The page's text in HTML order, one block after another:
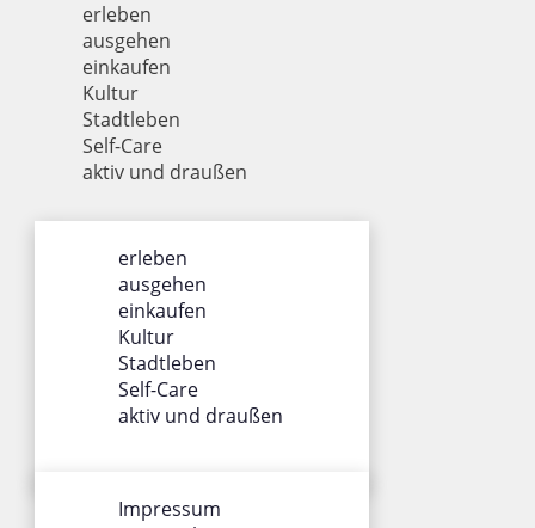
erleben
ausgehen
einkaufen
Kultur
Stadtleben
Self-Care
aktiv und draußen
erleben
ausgehen
einkaufen
Kultur
Stadtleben
Self-Care
aktiv und draußen
ÜBER UNS
Impressum
Datenschutz
Gewinnspiel
Werbung
AGB
Team
Impressum
SOCIALS